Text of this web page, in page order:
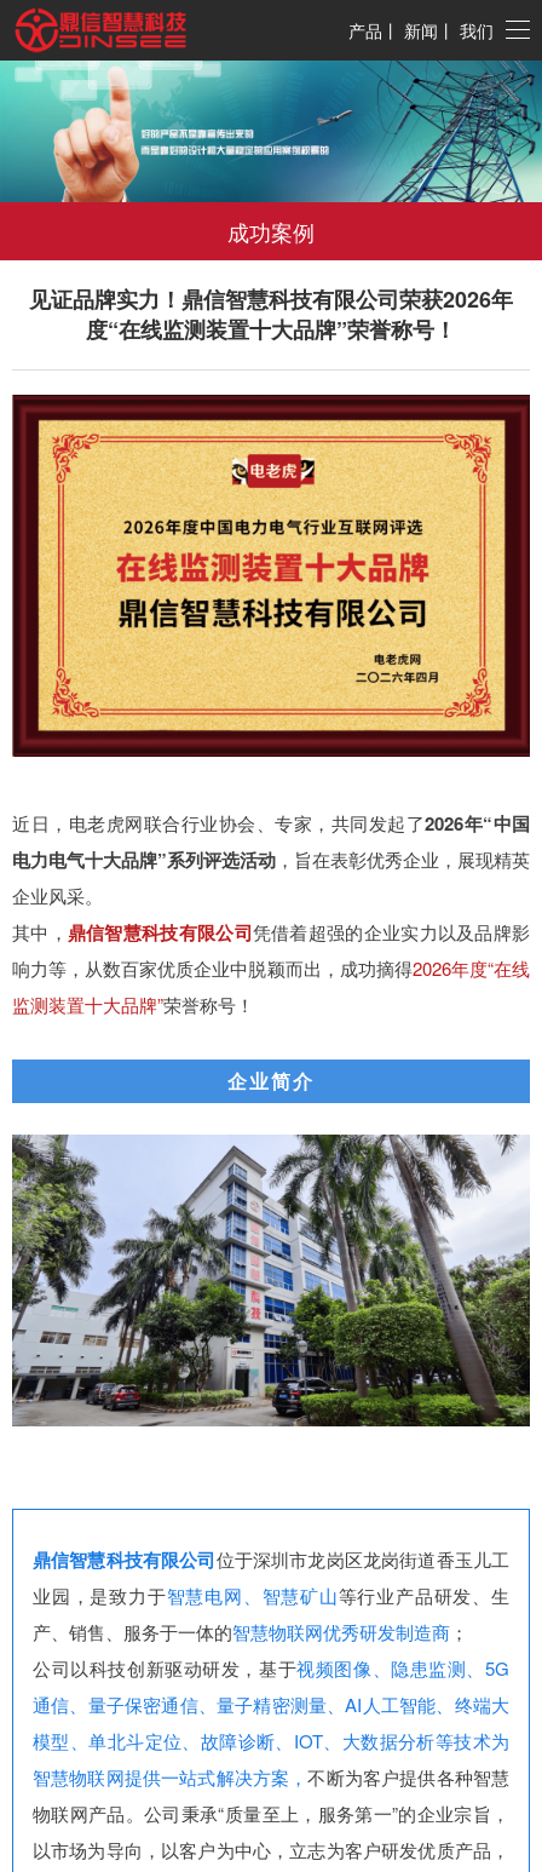
产品 丨 新闻 丨 我们
成功案例
见证品牌实力！鼎信智慧科技有限公司荣获2026年
度“在线监测装置十大品牌”荣誉称号！
近日，电老虎网联合行业协会、专家，共同发起了2026年“中国
电力电气十大品牌”系列评选活动 ，旨在表彰优秀企业，展现精英
企业风采。
其中， 鼎信智慧科技有限公司凭借着超强的企业实力以及品牌影
响力等，从数百家优质企业中脱颖而出，成功摘得2026年度“在线
监测装置十大品牌”荣誉称号！
企业简介
鼎信智慧科技有限公司位于深圳市龙岗区龙岗街道香玉儿工
业园，是致力于智慧电网、智慧矿山等行业产品研发、生
产、销售、服务于一体的智慧物联网优秀研发制造商 ；
公司以科技创新驱动研发，基于视频图像、隐患监测、5G
通信、量子保密通信、量子精密测量、AI人工智能、终端大
模型、单北斗定位、故障诊断、IOT、大数据分析等技术为
智慧物联网提供一站式解决方案，不断为客户提供各种智慧
物联网产品。公司秉承“质量至上，服务第一”的企业宗旨，
以市场为导向，以客户为中心，立志为客户研发优质产品，